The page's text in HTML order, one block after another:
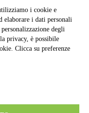
by Gruppo Spaggiari
Social Media
i cookie e
elaborare i dati personali
degli
privacy, è possibile
Clicca su preferenze